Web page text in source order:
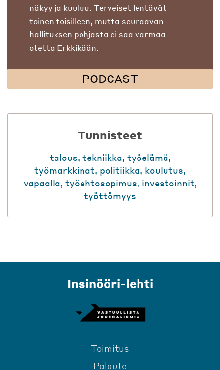
näkyy ja kuuluu. Terveiset lentävät
toinen toisilleen, mutta seuraavan
hallituksen pohjasta ei saa varmaa
otetta Erkkikään.
PODCAST
Tunnisteet
talous, tekniikka, työelämä,
työmarkkinat, politiikka, koulutus,
vapaalla, työehtosopimus, investoinnit,
työttömyys
Insinööri-lehti
Toimitus
Palaute